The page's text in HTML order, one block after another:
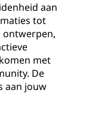
aan
tot
ontwerpen,
met
De
aan jouw